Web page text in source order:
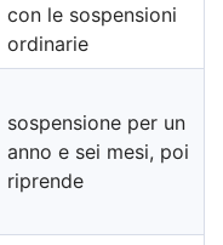
con le sospensioni
ordinarie
sospensione per un
anno e sei mesi, poi
riprende